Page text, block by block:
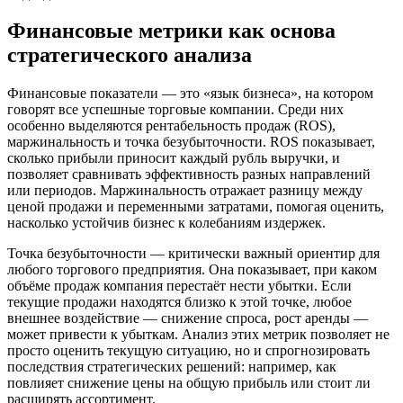
Финансовые метрики как основа
стратегического анализа
Финансовые показатели — это «язык бизнеса», на котором
говорят все успешные торговые компании. Среди них
особенно выделяются рентабельность продаж (ROS),
маржинальность и точка безубыточности. ROS показывает,
сколько прибыли приносит каждый рубль выручки, и
позволяет сравнивать эффективность разных направлений
или периодов. Маржинальность отражает разницу между
ценой продажи и переменными затратами, помогая оценить,
насколько устойчив бизнес к колебаниям издержек.
Точка безубыточности — критически важный ориентир для
любого торгового предприятия. Она показывает, при каком
объёме продаж компания перестаёт нести убытки. Если
текущие продажи находятся близко к этой точке, любое
внешнее воздействие — снижение спроса, рост аренды —
может привести к убыткам. Анализ этих метрик позволяет не
просто оценить текущую ситуацию, но и спрогнозировать
последствия стратегических решений: например, как
повлияет снижение цены на общую прибыль или стоит ли
расширять ассортимент.